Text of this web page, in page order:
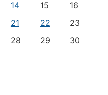
14 15
16
21 22
23
28 29
30